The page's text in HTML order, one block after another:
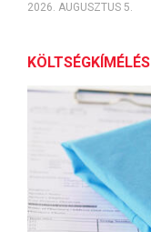
2026. AUGUSZTUS 5.
KÖLTSÉGKÍMÉLÉS